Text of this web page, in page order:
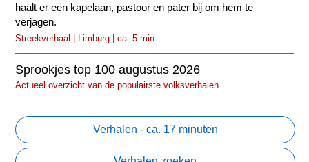
haalt er een kapelaan, pastoor en pater bij om hem te
verjagen.
Streekverhaal | Limburg | ca. 5 min.
Sprookjes top 100 augustus 2026
Actueel overzicht van de populairste volksverhalen.
Verhalen - ca. 17 minuten